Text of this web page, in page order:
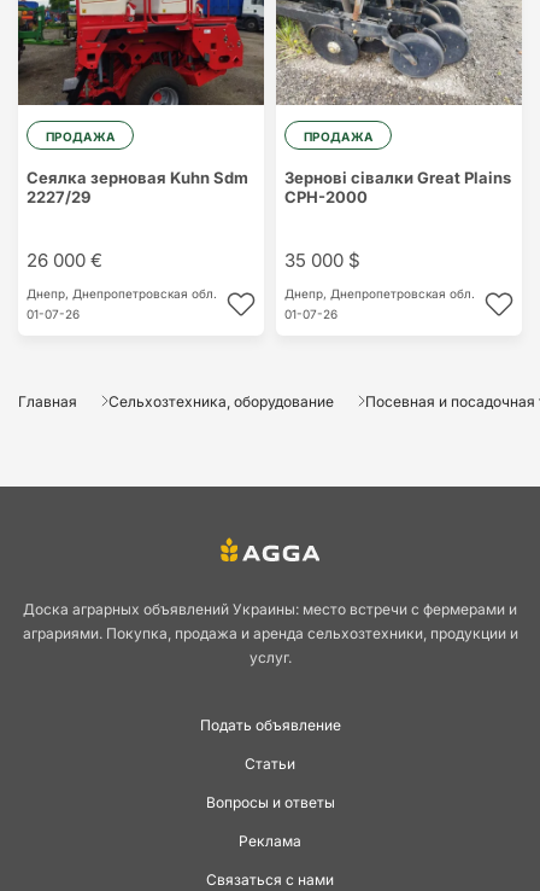
ПРОДАЖА
Сеялка зерновая Kuhn Sdm
2227/29
26 000 €
Днепр, Днепропетровская обл.
01-07-26
ПРОДАЖА
Зернові сівалки Great Plains
CPH-2000
35 000 $
Днепр, Днепропетровская обл.
01-07-26
Главная Сельхозтехника, оборудование Посевная и посадочная
Доска аграрных объявлений Украины: место встречи с фермерами и
аграриями. Покупка, продажа и аренда сельхозтехники, продукции и
услуг.
Подать объявление
Статьи
Вопросы и ответы
Реклама
Связаться с нами